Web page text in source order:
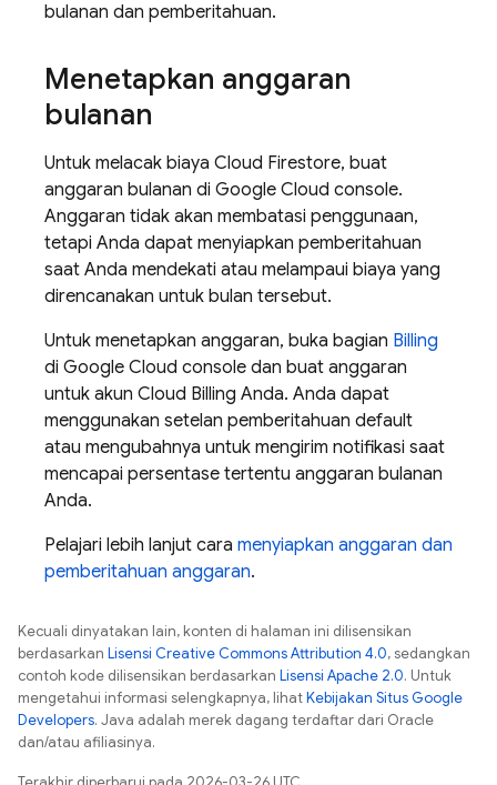
bulanan dan pemberitahuan.
Menetapkan anggaran
bulanan
Untuk melacak biaya Cloud Firestore, buat
anggaran bulanan di Google Cloud console.
Anggaran tidak akan membatasi penggunaan,
tetapi Anda dapat menyiapkan pemberitahuan
saat Anda mendekati atau melampaui biaya yang
direncanakan untuk bulan tersebut.
Untuk menetapkan anggaran, buka bagian Billing
di Google Cloud console dan buat anggaran
untuk akun Cloud Billing Anda. Anda dapat
menggunakan setelan pemberitahuan default
atau mengubahnya untuk mengirim notifikasi saat
mencapai persentase tertentu anggaran bulanan
Anda.
Pelajari lebih lanjut cara menyiapkan anggaran dan
pemberitahuan anggaran.
Kecuali dinyatakan lain, konten di halaman ini dilisensikan
berdasarkan Lisensi Creative Commons Attribution 4.0, sedangkan
contoh kode dilisensikan berdasarkan Lisensi Apache 2.0. Untuk
mengetahui informasi selengkapnya, lihatKebijakan Situs Google
Developers. Java adalah merek dagang terdaftar dari Oracle
dan/atau afiliasinya.